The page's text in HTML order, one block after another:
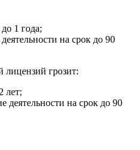
1 года;
на срок до 90
лицензий грозит:
лет;
на срок до 90